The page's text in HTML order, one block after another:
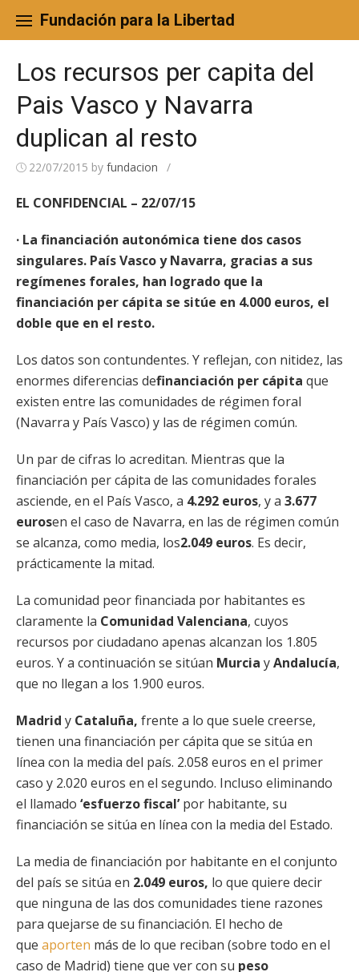
content
Fundación para la Libertad
Los recursos per capita del
Pais Vasco y Navarra
duplican al resto
22/07/2015 by fundacion /
EL CONFIDENCIAL – 22/07/15
· La financiación autonómica tiene dos casos
singulares. País Vasco y Navarra, gracias a sus
regímenes forales, han logrado que la
financiación per cápita se sitúe en 4.000 euros, el
doble que en el resto.
Los datos son contundentes. Y reflejan, con nitidez, las
enormes diferencias definanciación per cápita que
existen entre las comunidades de régimen foral
(Navarra y País Vasco) y las de régimen común.
Un par de cifras lo acreditan. Mientras que la
financiación per cápita de las comunidades forales
asciende, en el País Vasco, a 4.292 euros, y a 3.677
eurosen el caso de Navarra, en las de régimen común
se alcanza, como media, los2.049 euros. Es decir,
prácticamente la mitad.
La comunidad peor financiada por habitantes es
claramente la Comunidad Valenciana, cuyos
recursos por ciudadano apenas alcanzan los 1.805
euros. Y a continuación se sitúan Murcia yAndalucía,
que no llegan a los 1.900 euros.
Madrid y Cataluña, frente a lo que suele creerse,
tienen una financiación per cápita que se sitúa en
línea con la media del país. 2.058 euros en el primer
caso y 2.020 euros en el segundo. Incluso eliminando
el llamado ‘esfuerzo fiscal’por habitante, su
financiación se sitúa en línea con la media del Estado.
La media de financiación por habitante en el conjunto
del país se sitúa en 2.049 euros, lo que quiere decir
que ninguna de las dos comunidades tiene razones
para quejarse de su financiación. El hecho de
que aporten más de lo que reciban (sobre todo en el
caso de Madrid) tiene que ver con su peso